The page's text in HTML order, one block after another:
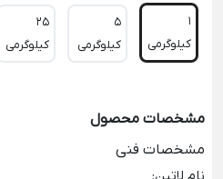
1
کیلوگرمی
5
کیلوگرمی
25
کیلوگرمی
مشخصات محصول
مشخصات فنی